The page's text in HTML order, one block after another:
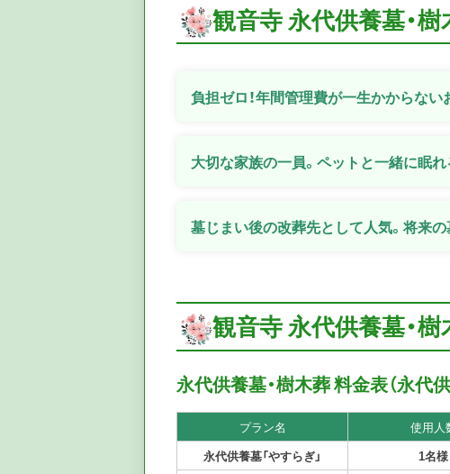
観音寺 永代供養墓・
負担ゼロ！年間管理費が一生かからない
大切な家族の一員。ペットと一緒に眠
墓じまい後の改葬先として人気。将来の
観音寺 永代供養墓・樹
永代供養墓・樹木葬 料金表（永代
プラン名 使用人
永代供養墓「やすらぎ」
1名様